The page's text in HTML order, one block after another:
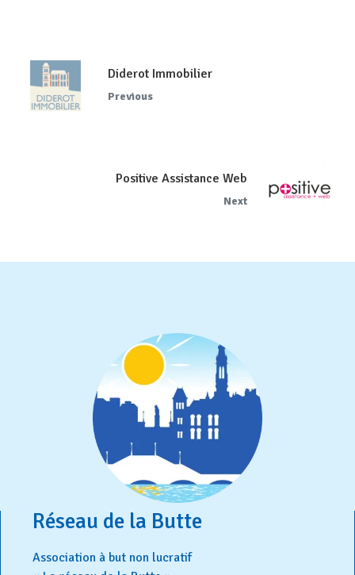
Diderot Immobilier
Previous
Positive Assistance Web
Next
Réseau de la Butte
Association à but non lucratif